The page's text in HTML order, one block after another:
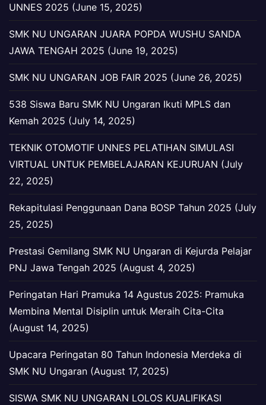
UNNES 2025 (June 15, 2025)
SMK NU UNGARAN JUARA POPDA WUSHU SANDA
JAWA TENGAH 2025 (June 19, 2025)
SMK NU UNGARAN JOB FAIR 2025 (June 26, 2025)
538 Siswa Baru SMK NU Ungaran Ikuti MPLS dan
Kemah 2025 (July 14, 2025)
TEKNIK OTOMOTIF UNNES PELATIHAN SIMULASI
VIRTUAL UNTUK PEMBELAJARAN KEJURUAN (July
22, 2025)
Rekapitulasi Penggunaan Dana BOSP Tahun 2025 (July
25, 2025)
Prestasi Gemilang SMK NU Ungaran di Kejurda Pelajar
PNJ Jawa Tengah 2025 (August 4, 2025)
Peringatan Hari Pramuka 14 Agustus 2025: Pramuka
Membina Mental Disiplin untuk Meraih Cita-Cita
(August 14, 2025)
Upacara Peringatan 80 Tahun Indonesia Merdeka di
SMK NU Ungaran (August 17, 2025)
SISWA SMK NU UNGARAN LOLOS KUALIFIKASI